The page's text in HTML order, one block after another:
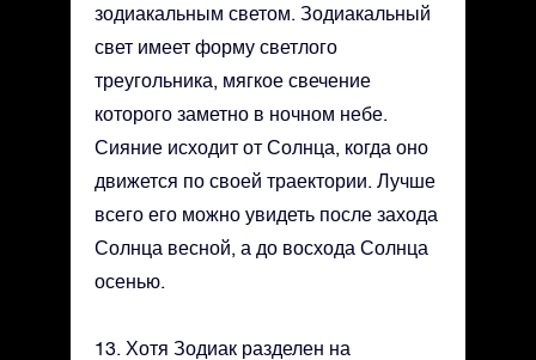
зодиакальным светом. Зодиакальный
свет имеет форму светлого
треугольника, мягкое свечение
которого заметно в ночном небе.
Сияние исходит от Солнца, когда оно
движется по своей траектории. Лучше
всего его можно увидеть после захода
Солнца весной, а до восхода Солнца
осенью.
13. Хотя Зодиак разделен на